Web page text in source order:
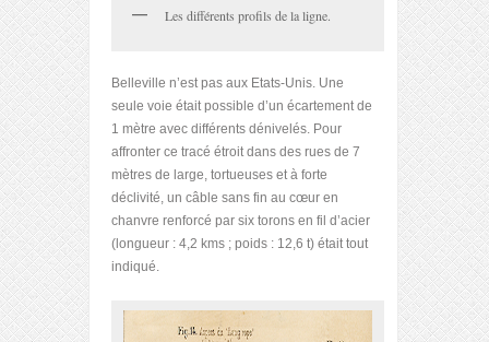
Les différents profils de la ligne.
Belleville n’est pas aux Etats-Unis. Une
seule voie était possible d’un écartement de
1 mètre avec différents dénivelés. Pour
affronter ce tracé étroit dans des rues de 7
mètres de large, tortueuses et à forte
déclivité, un câble sans fin au cœur en
chanvre renforcé par six torons en fil d’acier
(longueur : 4,2 kms ; poids : 12,6 t) était tout
indiqué.